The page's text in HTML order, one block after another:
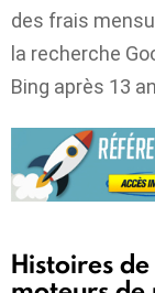
des frais
la recherche
Bing après 13
Histoires